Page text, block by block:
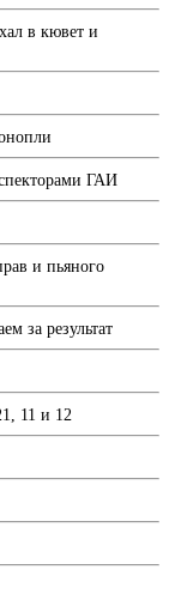
в кювет и
ГАИ
и пьяного
за результат
11 и 12